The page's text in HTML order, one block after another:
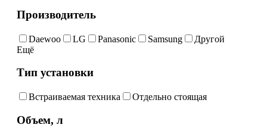
Производитель
Daewoo LG Panasonic Samsung
Другой
Ещё
Тип установки
Встраиваемая техника Отдельно стоящая
Объем, л